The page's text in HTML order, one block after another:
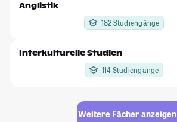
Anglistik
182 Studiengänge
Interkulturelle Studien
114 Studiengänge
Weitere Fächer anzeigen